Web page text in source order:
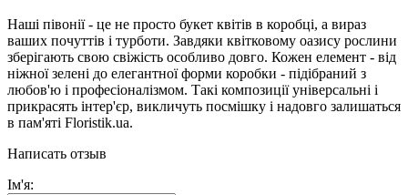
Наші півонії - це не просто букет квітів в коробці, а вираз
ваших почуттів і турботи. Завдяки квітковому оазису рослини
зберігають свою свіжість особливо довго. Кожен елемент - від
ніжної зелені до елегантної форми коробки - підібраний з
любов'ю і професіоналізмом. Такі композиції універсальні і
прикрасять інтер'єр, викличуть посмішку і надовго залишаться
в пам'яті Floristik.ua.
Написать отзыв
Ім'я: